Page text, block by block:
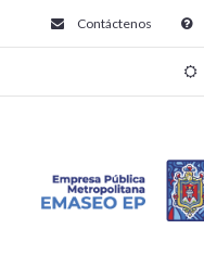
Contáctenos